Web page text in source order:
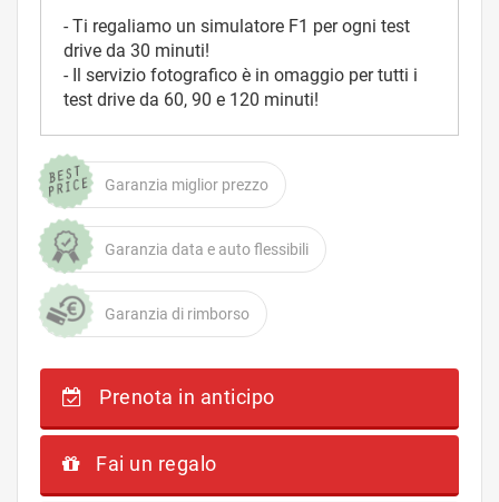
- Ti regaliamo un simulatore F1 per ogni test
drive da 30 minuti!
- Il servizio fotografico è in omaggio per tutti i
test drive da 60, 90 e 120 minuti!
Garanzia miglior prezzo
Garanzia data e auto flessibili
Garanzia di rimborso
Prenota in anticipo
Fai un regalo